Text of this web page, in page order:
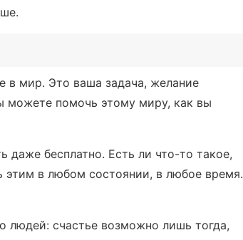
в мир. Это ваша задача, желание
можете помочь этому миру, как вы
даже бесплатно. Есть ли что-то такое,
этим в любом состоянии, в любое время.
людей: счастье возможно лишь тогда,